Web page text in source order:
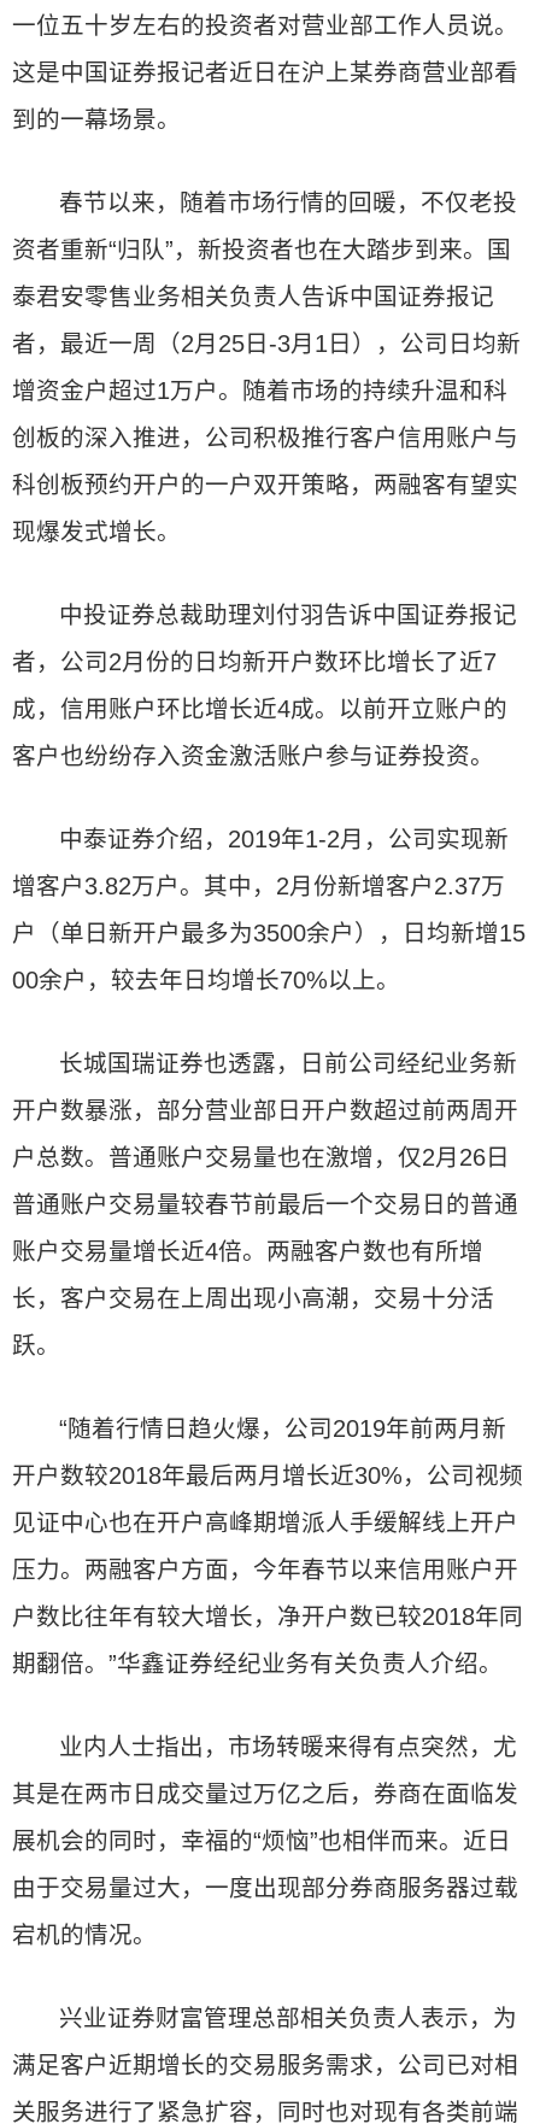
一位五十岁左右的投资者对营业部工作人员说。
这是中国证券报记者近日在沪上某券商营业部看
到的一幕场景。
春节以来，随着市场行情的回暖，不仅老投
资者重新“归队”，新投资者也在大踏步到来。国
泰君安零售业务相关负责人告诉中国证券报记
者，最近一周（2月25日-3月1日），公司日均新
增资金户超过1万户。随着市场的持续升温和科
创板的深入推进，公司积极推行客户信用账户与
科创板预约开户的一户双开策略，两融客有望实
现爆发式增长。
中投证券总裁助理刘付羽告诉中国证券报记
者，公司2月份的日均新开户数环比增长了近7
成，信用账户环比增长近4成。以前开立账户的
客户也纷纷存入资金激活账户参与证券投资。
中泰证券介绍，2019年1-2月，公司实现新
增客户3.82万户。其中，2月份新增客户2.37万
户（单日新开户最多为3500余户），日均新增15
00余户，较去年日均增长70%以上。
长城国瑞证券也透露，日前公司经纪业务新
开户数暴涨，部分营业部日开户数超过前两周开
户总数。普通账户交易量也在激增，仅2月26日
普通账户交易量较春节前最后一个交易日的普通
账户交易量增长近4倍。两融客户数也有所增
长，客户交易在上周出现小高潮，交易十分活
跃。
“随着行情日趋火爆，公司2019年前两月新
开户数较2018年最后两月增长近30%，公司视频
见证中心也在开户高峰期增派人手缓解线上开户
压力。两融客户方面，今年春节以来信用账户开
户数比往年有较大增长，净开户数已较2018年同
期翻倍。”华鑫证券经纪业务有关负责人介绍。
业内人士指出，市场转暖来得有点突然，尤
其是在两市日成交量过万亿之后，券商在面临发
展机会的同时，幸福的“烦恼”也相伴而来。近日
由于交易量过大，一度出现部分券商服务器过载
宕机的情况。
兴业证券财富管理总部相关负责人表示，为
满足客户近期增长的交易服务需求，公司已对相
关服务进行了紧急扩容，同时也对现有各类前端